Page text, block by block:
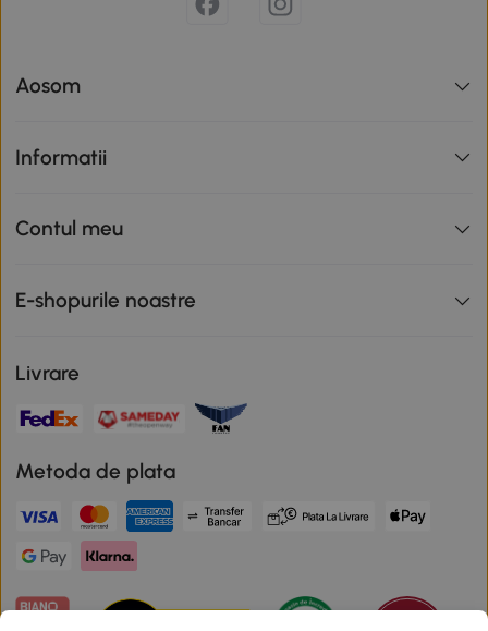
Aosom
Informatii
Contul meu
E-shopurile noastre
Livrare
Metoda de plata